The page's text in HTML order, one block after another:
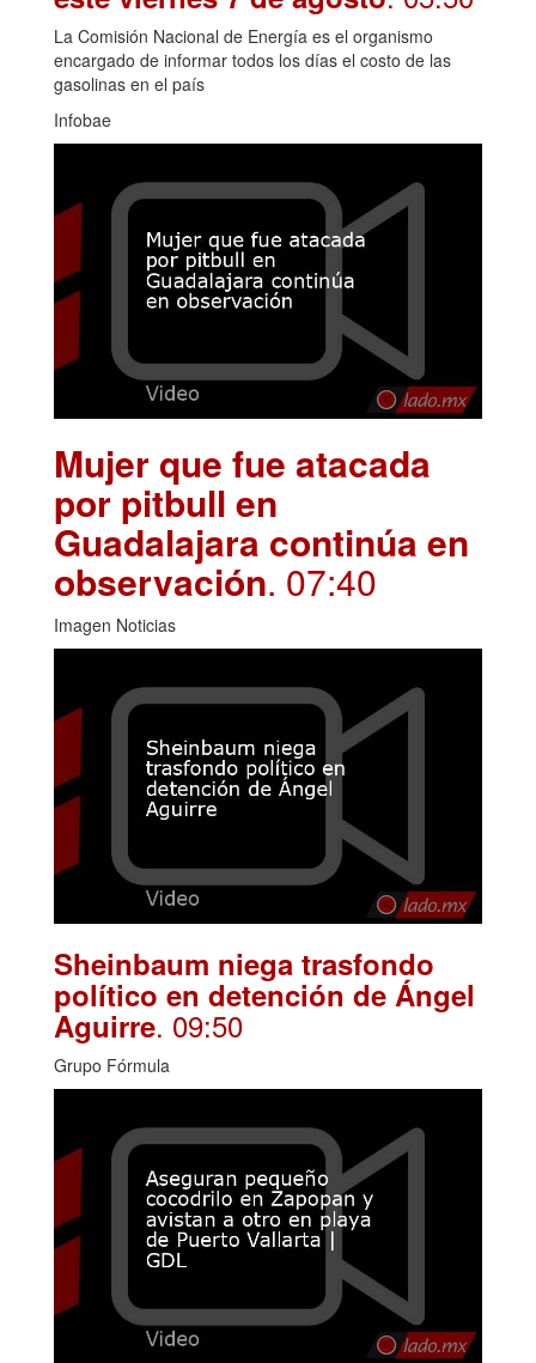
La Comisión Nacional de Energía es el organismo
encargado de informar todos los días el costo de las
gasolinas en el país
Infobae
Mujer que fue atacada
por pitbull en
Guadalajara continúa en
observación. 07:40
Imagen Noticias
Sheinbaum niega trasfondo
político en detención de Ángel
Aguirre. 09:50
Grupo Fórmula